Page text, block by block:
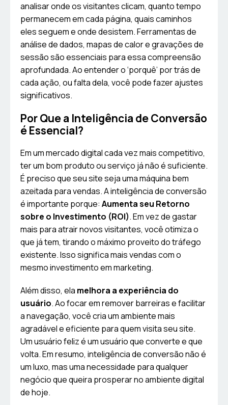
analisar onde os visitantes clicam, quanto tempo
permanecem em cada página, quais caminhos
eles seguem e onde desistem. Ferramentas de
análise de dados, mapas de calor e gravações de
sessão são essenciais para essa compreensão
aprofundada. Ao entender o ‘porquê’ por trás de
cada ação, ou falta dela, você pode fazer ajustes
significativos.
Por Que a Inteligência de Conversão
é Essencial?
Em um mercado digital cada vez mais competitivo,
ter um bom produto ou serviço já não é suficiente.
É preciso que seu site seja uma máquina bem
azeitada para vendas. A inteligência de conversão
é importante porque: Aumenta seu Retorno
sobre o Investimento (ROI). Em vez de gastar
mais para atrair novos visitantes, você otimiza o
que já tem, tirando o máximo proveito do tráfego
existente. Isso significa mais vendas com o
mesmo investimento em marketing.
Além disso, ela melhora a experiência do
usuário. Ao focar em remover barreiras e facilitar
a navegação, você cria um ambiente mais
agradável e eficiente para quem visita seu site.
Um usuário feliz é um usuário que converte e que
volta. Em resumo, inteligência de conversão não é
um luxo, mas uma necessidade para qualquer
negócio que queira prosperar no ambiente digital
de hoje.